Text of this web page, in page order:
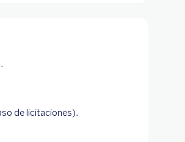
de licitaciones).